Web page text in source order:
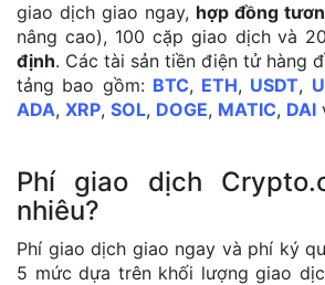
giao dịch giao ngay, hợp đồng
nâng cao), 100 cặp giao dịch và
định. Các tài sản tiền điện tử hàng
tảng bao gồm: BTC, ETH, USDT,
ADA, XRP, SOL, DOGE, MATIC, DAI
Phí giao dịch
nhiêu?
Phí giao dịch giao ngay và phí ký
5 mức dựa trên khối lượng giao